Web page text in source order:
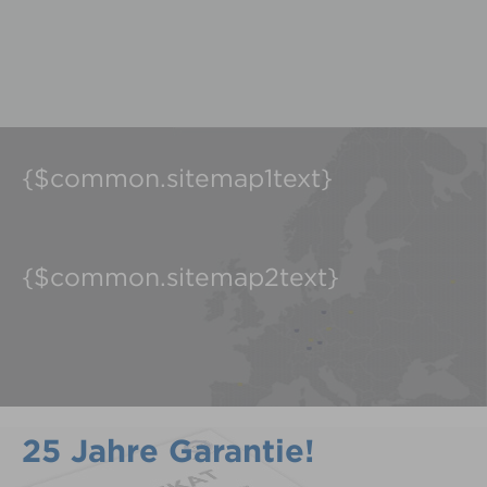
{$common.sitemap1text}
{$common.sitemap2text}
25 Jahre Garantie!